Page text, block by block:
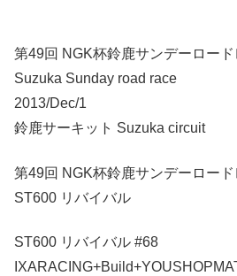
第49回 NGK杯鈴鹿サンデーロー
Suzuka Sunday road race
2013/Dec/1
鈴鹿サーキット Suzuka circuit
第49回 NGK杯鈴鹿サンデーロード
ST600 リバイバル
ST600 リバイバル #68